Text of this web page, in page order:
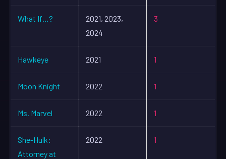
What If…?
2021, 2023,
2024
3
Hawkeye 2021 1
Moon Knight 2022 1
Ms. Marvel 2022 1
She-Hulk:
Attorney at
2022 1